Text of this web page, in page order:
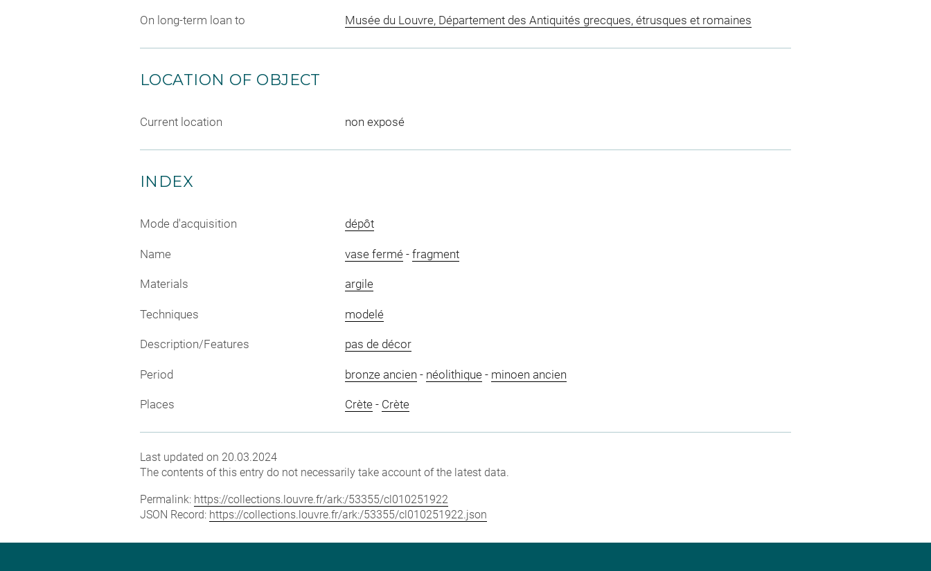
On long-term loan to Musée du Louvre, Département des Antiquités grecques, étrusques et romaines
LOCATION OF OBJECT
Current location non exposé
INDEX
Mode d'acquisition dépôt
Name vase fermé- fragment
Materials argile
Techniques modelé
Description/Features pas de décor
Period bronze ancien - néolithique- minoen ancien
Places Crète- Crète
Last updated on 20.03.2024
The contents of this entry do not necessarily take account of the latest data.
Permalink: https://collections.louvre.fr/ark:/53355/cl010251922
JSON Record: https://collections.louvre.fr/ark:/53355/cl010251922.json